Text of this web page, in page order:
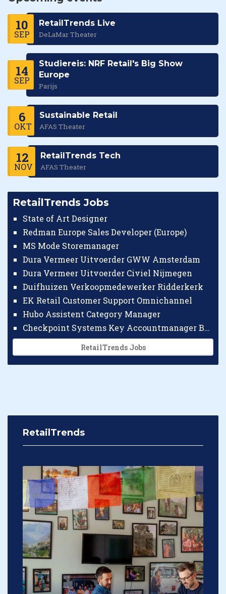
10
SEP
RetailTrends Live
DeLaMar Theater
14
SEP
Studiereis: NRF Retail's Big Show
Europe
Parijs
6
OKT
Sustainable Retail
AFAS Theater
12
NOV
RetailTrends Tech
AFAS Theater
RetailTrends Jobs
State of Art Designer
Redman Europe Sales Developer (Europe)
MS Mode Storemanager
Dura Vermeer Uitvoerder GWW Amsterdam
Dura Vermeer Uitvoerder Civiel Nijmegen
Duifhuizen Verkoopmedewerker Ridderkerk
EK Retail Customer Support Omnichannel
Hubo Assistent Category Manager
Checkpoint Systems Key Accountmanager Benelux
RetailTrends Jobs
RetailTrends